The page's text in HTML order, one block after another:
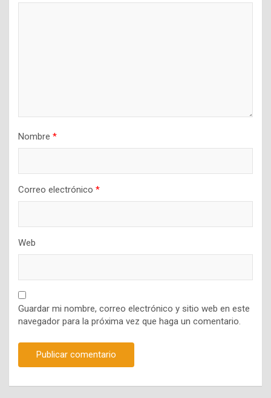
Nombre *
Correo electrónico *
Web
Guardar mi nombre, correo electrónico y sitio web en este
navegador para la próxima vez que haga un comentario.